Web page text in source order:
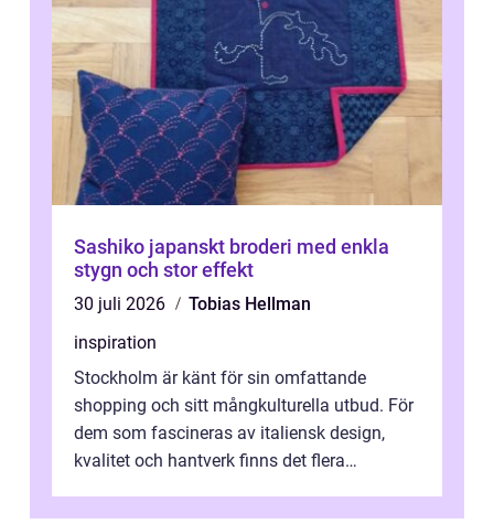
Sashiko japanskt broderi med enkla
stygn och stor effekt
30 juli 2026
Tobias Hellman
inspiration
Stockholm är känt för sin omfattande
shopping och sitt mångkulturella utbud. För
dem som fascineras av italiensk design,
kvalitet och hantverk finns det flera